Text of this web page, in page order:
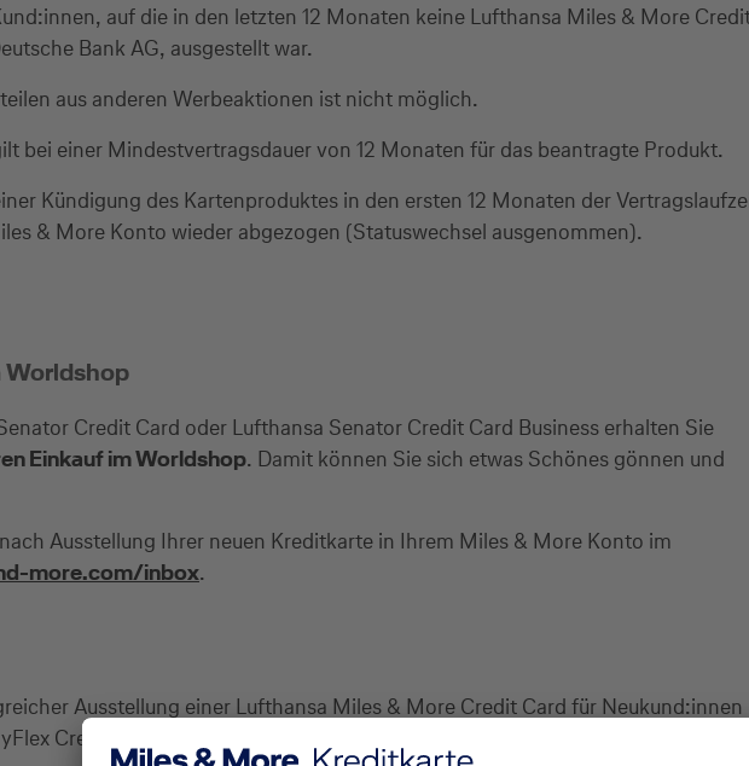
auf die in den letzten 12 Monaten keine Lufthansa Miles & More
Bank AG, ausgestellt war.
aus anderen Werbeaktionen ist nicht möglich.
bei einer Mindestvertragsdauer von 12 Monaten für das beantragte Produkt.
Kündigung des Kartenproduktes in den ersten 12 Monaten der
& More Konto wieder abgezogen (Statuswechsel ausgenommen).
Worldshop
Credit Card oder Lufthansa Senator Credit Card Business erhalten Sie
Einkauf im Worldshop. Damit können Sie sich etwas Schönes gönnen und
Ausstellung Ihrer neuen Kreditkarte in Ihrem Miles & More Konto im
more.com/inbox.
Ausstellung einer Lufthansa Miles & More Credit Card für Neukund:innen
Credit Card).